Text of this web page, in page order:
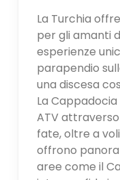
La Turchia
per gli amanti
esperienze
parapendio
una discesa
La
ATV
fate, oltre a
offrono
aree come il